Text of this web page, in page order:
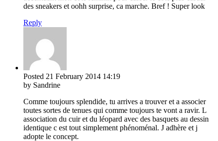
des sneakers et oohh surprise, ca marche. Bref ! Super look
Reply
Posted 21 February 2014 14:19
by Sandrine
Comme toujours splendide, tu arrives a trouver et a associer
toutes sortes de tenues qui comme toujours te vont a ravir. L
association du cuir et du léopard avec des basquets au dessin
identique c est tout simplement phénoménal. J adhère et j
adopte le concept.